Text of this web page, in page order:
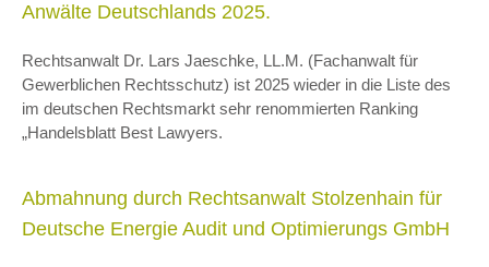
Anwälte Deutschlands 2025.
Rechtsanwalt Dr. Lars Jaeschke, LL.M. (Fachanwalt für
Gewerblichen Rechtsschutz) ist 2025 wieder in die Liste des
im deutschen Rechtsmarkt sehr renommierten Ranking
„Handelsblatt Best Lawyers.
Abmahnung durch Rechtsanwalt Stolzenhain für
Deutsche Energie Audit und Optimierungs GmbH